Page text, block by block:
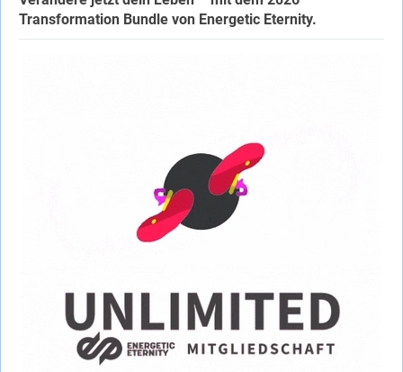
Transformation Bundle von Energetic Eternity.